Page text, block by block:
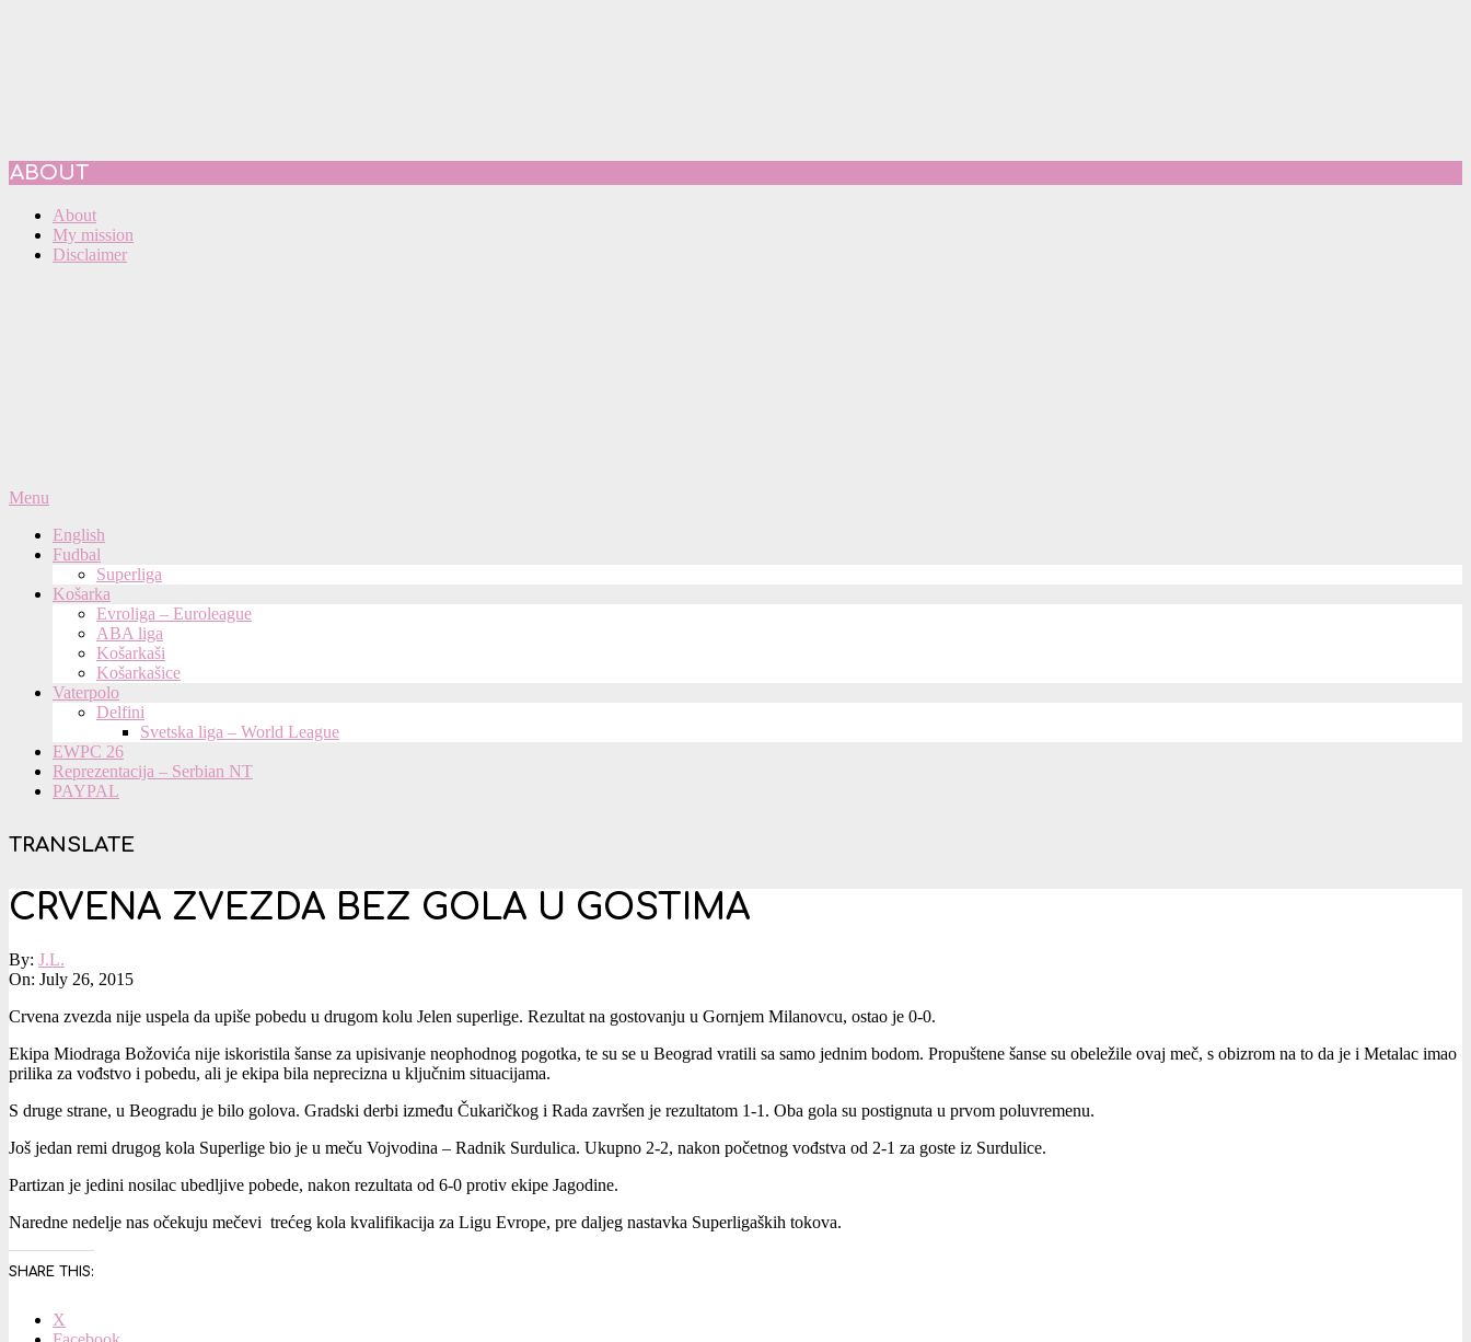
ABOUT
About
My mission
Disclaimer
Primary
Menu
Menu
English
Fudbal
Superliga
Košarka
Evroliga – Euroleague
ABA liga
Košarkaši
Košarkašice
Vaterpolo
Delfini
Svetska liga – World League
EWPC 26
Reprezentacija – Serbian NT
PAYPAL
TRANSLATE
CRVENA ZVEZDA BEZ GOLA U GOSTIMA
By: J.L.
On: July 26, 2015
Crvena zvezda nije uspela da upiše pobedu u drugom kolu Jelen superlige. Rezultat na gostovanju u Gornjem Milanovcu, ostao je 0-0.
Ekipa Miodraga Božovića nije iskoristila šanse za upisivanje neophodnog pogotka, te su se u Beograd vratili sa samo jednim bodom. Propuštene šanse su obeležile ovaj meč, s obizrom na to da je i Metalac imao
prilika za vođstvo i pobedu, ali je ekipa bila neprecizna u ključnim situacijama.
S druge strane, u Beogradu je bilo golova. Gradski derbi između Čukaričkog i Rada završen je rezultatom 1-1. Oba gola su postignuta u prvom poluvremenu.
Još jedan remi drugog kola Superlige bio je u meču Vojvodina – Radnik Surdulica. Ukupno 2-2, nakon početnog vođstva od 2-1 za goste iz Surdulice.
Partizan je jedini nosilac ubedljive pobede, nakon rezultata od 6-0 protiv ekipe Jagodine.
Naredne nedelje nas očekuju mečevi trećeg kola kvalifikacija za Ligu Evrope, pre daljeg nastavka Superligaških tokova.
SHARE THIS:
X